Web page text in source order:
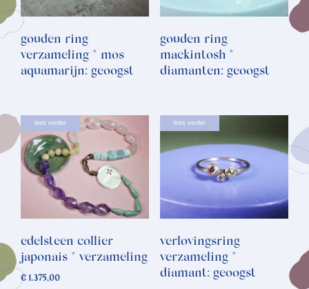
gouden ring
verzameling * mos
aquamarijn: geoogst
gouden ring
mackintosh *
diamanten: geoogst
lees verder
edelsteen collier
japonais * verzameling
€ 1.375,00
lees verder
verlovingsring
verzameling *
diamant: geoogst